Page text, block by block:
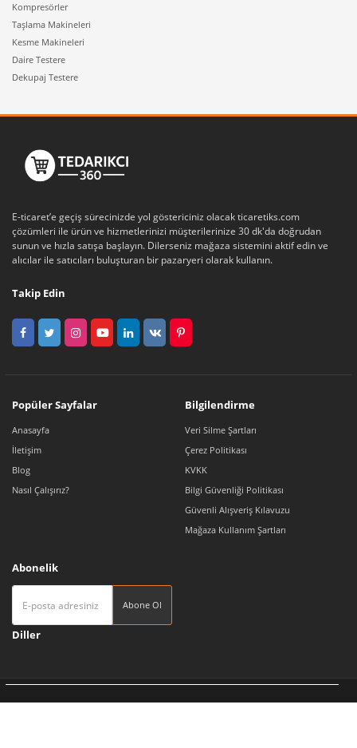
Kompresörler
Taşlama Makineleri
Kesme Makineleri
Daire Testere
Dekupaj Testere
E-ticaret’e geçiş sürecinizde yol göstericiniz olacak ticaretiks.com
çözümleri ile ürün ve hizmetlerinizi müşterilerinize 30 dk'da doğrudan
sunun ve hızla satışa başlayın. Dilerseniz mağaza sistemini aktif edin ve
alıcılar ile satıcıları buluşturan bir pazaryeri olarak kullanın.
Takip Edin
Popüler Sayfalar
Anasayfa
İletişim
Blog
Nasıl Çalışırız?
Bilgilendirme
Veri Silme Şartları
Çerez Politikası
KVKK
Bilgi Güvenliği Politikası
Güvenli Alışveriş Kılavuzu
Mağaza Kullanım Şartları
Abonelik
Abone Ol
Diller